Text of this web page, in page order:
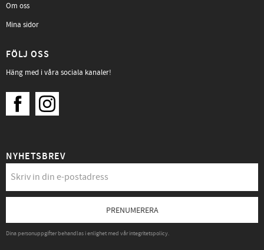
Om oss
Mina sidor
FÖLJ OSS
Häng med i våra sociala kanaler!
NYHETSBREV
PRENUMERERA
Dina personuppgifter behandlas i enlighet med vårintegritetspolicy.